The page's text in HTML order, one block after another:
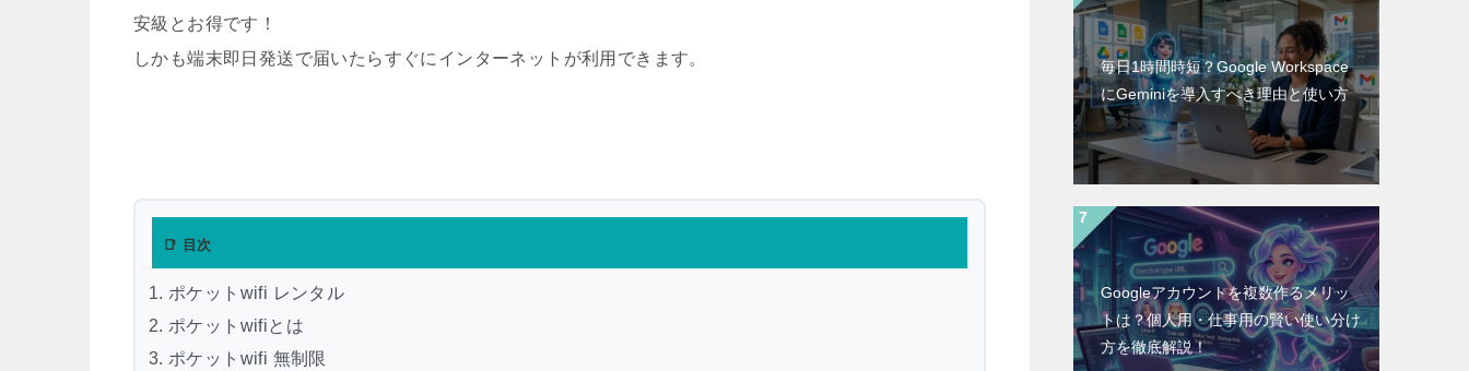
安級とお得です！
しかも端末即日発送で届いたらすぐにインターネットが利用できます。
📑 目次
ポケットwifi レンタル
ポケットwifiとは
ポケットwifi 無制限
毎日1時間時短？Google Workspace
にGeminiを導入すべき理由と使い方
Googleアカウントを複数作るメリッ
トは？個人用・仕事用の賢い使い分け
方を徹底解説！